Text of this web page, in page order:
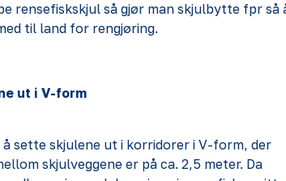
rensefiskskjul så gjør man skjulbytte fpr så
til land for rengjøring.
ut i V-form
sette skjulene ut i korridorer i V-form, der
skjulveggene er på ca. 2,5 meter. Da